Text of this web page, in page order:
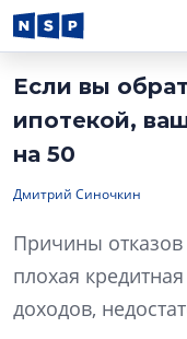
Если вы
ипотекой,
на 50
Дмитрий Синочкин
Причины отказов
плохая
доходов,